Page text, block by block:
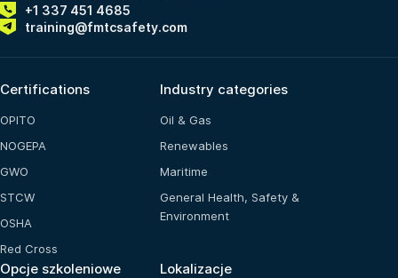
+1 337 451 4685
training@fmtcsafety.com
Certifications
OPITO
NOGEPA
GWO
STCW
OSHA
Red Cross
Industry categories
Oil & Gas
Renewables
Maritime
General Health, Safety &
Environment
Opcje szkoleniowe Lokalizacje